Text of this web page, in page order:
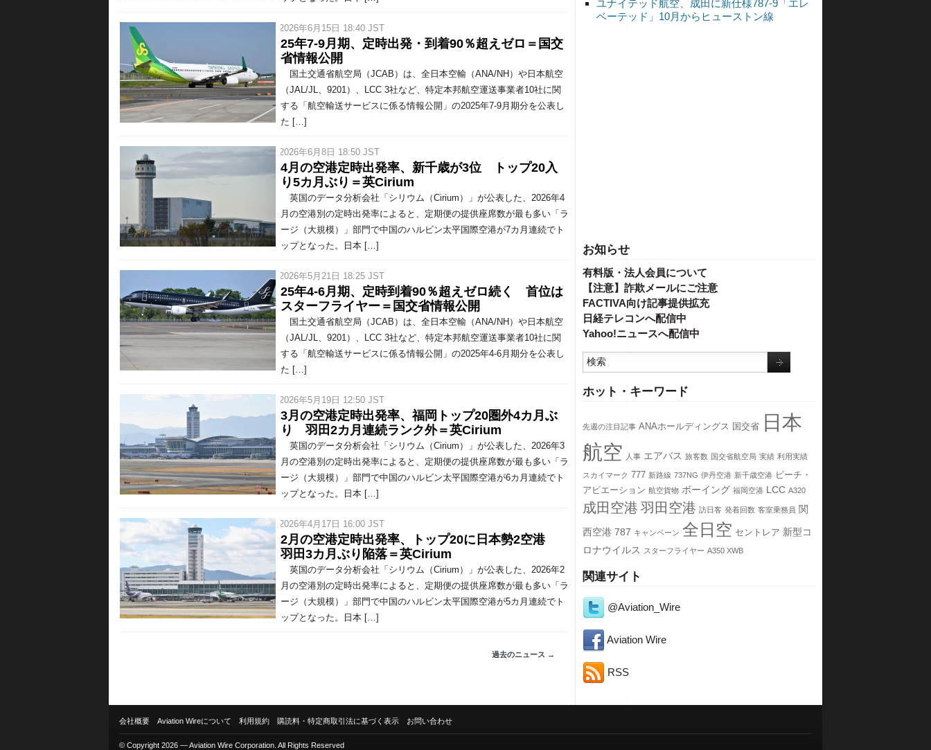
ユナイテッド航空、成田に新仕様787-9「エレ
ベーテッド」10月からヒューストン線
お知らせ
有料版・法人会員について
【注意】詐欺メールにご注意
FACTIVA向け記事提供拡充
日経テレコンへ配信中
Yahoo!ニュースへ配信中
ホット・キーワード
先週の注目記事 ANAホールディングス 国交省 日本
航空
人事 エアバス 旅客数 国交省航空局 実績 利用実績
スカイマーク 777 新路線 737NG 伊丹空港 新千歳空港 ピーチ・
アビエーション 航空貨物 ボーイング 福岡空港 LCC A320
成田空港 羽田空港 訪日客 発着回数 客室乗務員 関
西空港 787 キャンペーン 全日空 セントレア 新型コ
ロナウイルス
スターフライヤー A350 XWB
関連サイト
@Aviation_Wire
Aviation Wire
RSS
/ 2026年6月15日 18:40 JST
25年7-9月期、定時出発・到着90％超えゼロ＝国交
省情報公開
国土交通省航空局（JCAB）は、全日本空輸（ANA/NH）や日本航空
（JAL/JL、9201）、LCC 3社など、特定本邦航空運送事業者10社に関
する「航空輸送サービスに係る情報公開」の2025年7-9月期分を公表し
た […]
/ 2026年6月8日 18:50 JST
4月の空港定時出発率、新千歳が3位 トップ20入
り5カ月ぶり＝英Cirium
英国のデータ分析会社「シリウム（Cirium）」が公表した、2026年4
月の空港別の定時出発率によると、定期便の提供座席数が最も多い「ラ
ージ（大規模）」部門で中国のハルビン太平国際空港が7カ月連続でト
ップとなった。日本 […]
/ 2026年5月21日 18:25 JST
25年4-6月期、定時到着90％超えゼロ続く 首位は
スターフライヤー＝国交省情報公開
国土交通省航空局（JCAB）は、全日本空輸（ANA/NH）や日本航空
（JAL/JL、9201）、LCC 3社など、特定本邦航空運送事業者10社に関
する「航空輸送サービスに係る情報公開」の2025年4-6月期分を公表し
た […]
/ 2026年5月19日 12:50 JST
3月の空港定時出発率、福岡トップ20圏外4カ月ぶ
り 羽田2カ月連続ランク外＝英Cirium
英国のデータ分析会社「シリウム（Cirium）」が公表した、2026年3
月の空港別の定時出発率によると、定期便の提供座席数が最も多い「ラ
ージ（大規模）」部門で中国のハルビン太平国際空港が6カ月連続でト
ップとなった。日本 […]
/ 2026年4月17日 16:00 JST
2月の空港定時出発率、トップ20に日本勢2空港
羽田3カ月ぶり陥落＝英Cirium
英国のデータ分析会社「シリウム（Cirium）」が公表した、2026年2
月の空港別の定時出発率によると、定期便の提供座席数が最も多い「ラ
ージ（大規模）」部門で中国のハルビン太平国際空港が5カ月連続でト
ップとなった。日本 […]
過去のニュース →
会社概要 Aviation Wireについて 利用規約 購読料・特定商取引法に基づく表示 お問い合わせ
© Copyright 2026 — Aviation Wire Corporation. All Rights Reserved